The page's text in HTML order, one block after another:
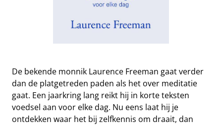
De bekende monnik Laurence Freeman gaat verder
dan de platgetreden paden als het over meditatie
gaat. Een jaarkring lang reikt hij in korte teksten
voedsel aan voor elke dag. Nu eens laat hij je
ontdekken waar het bij zelfkennis om draait, dan